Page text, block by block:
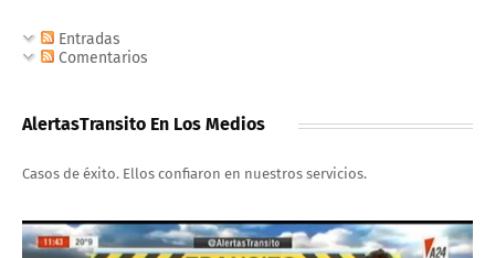
Entradas
Comentarios
AlertasTransito En Los Medios
Casos de éxito. Ellos confiaron en nuestros servicios.